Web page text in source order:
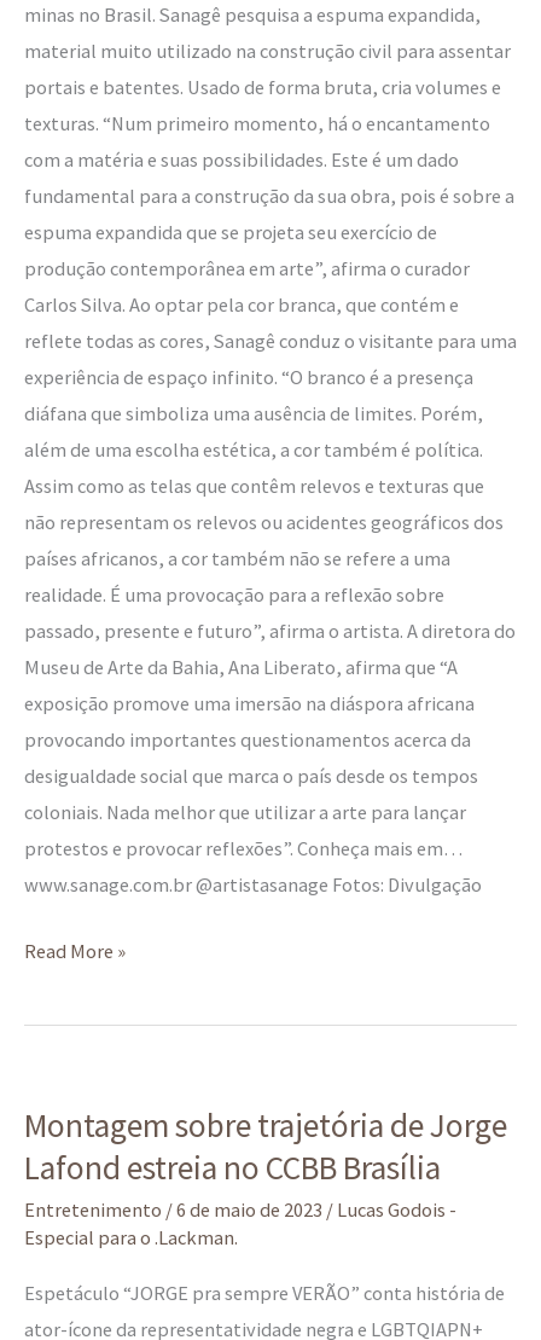
minas no Brasil. Sanagê pesquisa a espuma expandida,
material muito utilizado na construção civil para assentar
portais e batentes. Usado de forma bruta, cria volumes e
texturas. “Num primeiro momento, há o encantamento
com a matéria e suas possibilidades. Este é um dado
fundamental para a construção da sua obra, pois é sobre a
espuma expandida que se projeta seu exercício de
produção contemporânea em arte”, afirma o curador
Carlos Silva. Ao optar pela cor branca, que contém e
reflete todas as cores, Sanagê conduz o visitante para uma
experiência de espaço infinito. “O branco é a presença
diáfana que simboliza uma ausência de limites. Porém,
além de uma escolha estética, a cor também é política.
Assim como as telas que contêm relevos e texturas que
não representam os relevos ou acidentes geográficos dos
países africanos, a cor também não se refere a uma
realidade. É uma provocação para a reflexão sobre
passado, presente e futuro”, afirma o artista. A diretora do
Museu de Arte da Bahia, Ana Liberato, afirma que “A
exposição promove uma imersão na diáspora africana
provocando importantes questionamentos acerca da
desigualdade social que marca o país desde os tempos
coloniais. Nada melhor que utilizar a arte para lançar
protestos e provocar reflexões”. Conheça mais em…
www.sanage.com.br @artistasanage Fotos: Divulgação
Read More »
Montagem sobre trajetória de Jorge
Lafond estreia no CCBB Brasília
Entretenimento /6 de maio de 2023 / Lucas Godois -
Especial para o .Lackman.
Espetáculo “JORGE pra sempre VERÃO” conta história de
ator-ícone da representatividade negra e LGBTQIAPN+
sobre
trajetória
de
Jorge
estreia